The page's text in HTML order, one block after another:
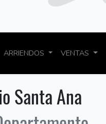
ARRIENDOS VENTAS
Santa Ana